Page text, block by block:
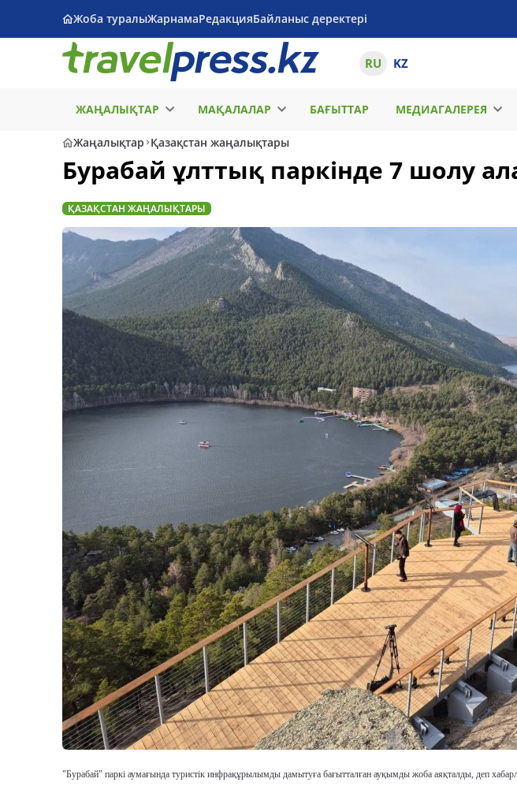
Жоба туралыЖарнамаРедакцияБайланыс деректері
RU KZ
ЖАҢАЛЫҚТАР МАҚАЛАЛАР БАҒЫТТАР МЕДИАГАЛЕРЕЯ
Жаңалықтар Қазақстан жаңалықтары
Бурабай ұлттық паркінде 7 шолу
ҚАЗАҚСТАН ЖАҢАЛЫҚТАРЫ
"Бурабай" паркі аумағында туристік инфрақұрылымды дамытуға бағытталған ауқымды жоба аяқталды, деп